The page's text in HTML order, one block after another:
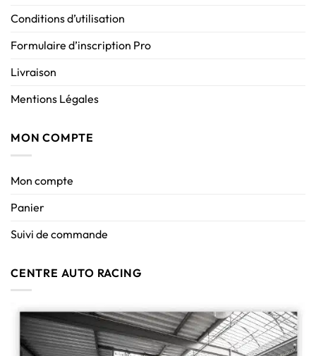
Conditions d’utilisation
Formulaire d’inscription Pro
Livraison
Mentions Légales
MON COMPTE
Mon compte
Panier
Suivi de commande
CENTRE AUTO RACING